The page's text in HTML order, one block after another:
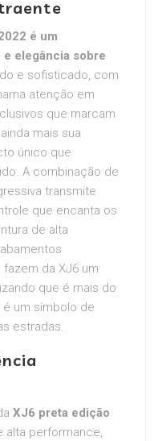
é um
e elegância sobre
e sofisticado, com
atenção em
que marcam
mais sua
único que
A combinação de
transmite
que encanta os
de alta
da XJ6 um
que é mais do
um símbolo de
estradas.
XJ6 preta edição
alta performance,